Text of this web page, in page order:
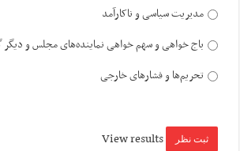
مدیریت سیاسی و ناکارآمد
باج خواهی و سهم خواهی نماینده‌های مجلس و دیگر
تحریم‌ها و فشارهای خارجی
View results